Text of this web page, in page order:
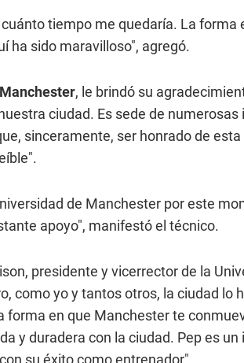
tiempo me quedaría. La forma
ha sido maravilloso", agregó.
Manchester, le brindó su
ciudad. Es sede de
sinceramente, ser honrado de
de Manchester por este
apoyo", manifestó el técnico.
presidente y vicerrector de la
como yo y tantos otros, la ciudad lo
forma en que Manchester te
y duradera con la ciudad. Pep es
su éxito como entrenador".